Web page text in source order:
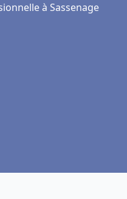
à Sassenage